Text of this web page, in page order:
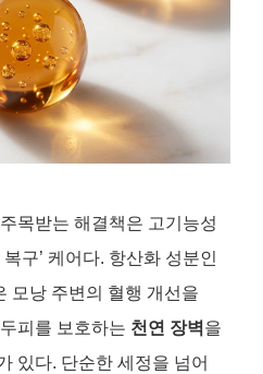
목받는 해결책은 고기능성
구’ 케어다. 항산화 성분인
모낭 주변의 혈행 개선을
피를 보호하는 천연 장벽 을
있다. 단순한 세정을 넘어